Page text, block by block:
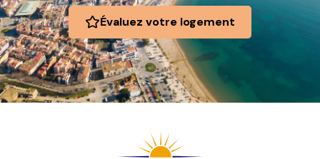
Évaluez votre logement